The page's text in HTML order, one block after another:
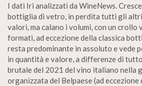
I dati Iri analizzati da WineNews.
bottiglia di vetro, in perdita tutti gli
valori, ma calano i volumi, con un
formati, ad eccezione della classica
resta predominante in assoluto e vede
in quantità e valore, a differenze di
brutale del 2021 del vino italiano nella
organizzata del Belpaese (ad